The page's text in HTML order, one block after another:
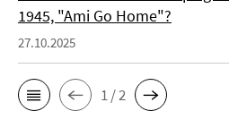
1945, "Ami Go Home"?
27.10.2025
1 / 2